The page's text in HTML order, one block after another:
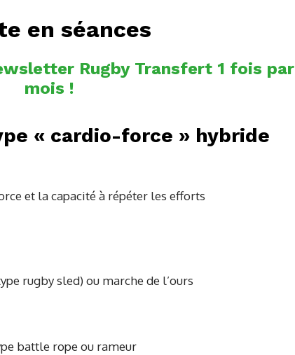
en séances
Rugby Transfert 1 fois par
mois !
« cardio-force » hybride
et la capacité à répéter les efforts
rugby sled) ou marche de l’ours
battle rope ou rameur